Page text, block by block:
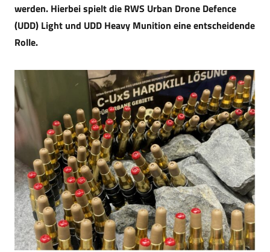
werden. Hierbei spielt die RWS Urban Drone Defence
(UDD) Light und UDD Heavy Munition eine entscheidende
Rolle.